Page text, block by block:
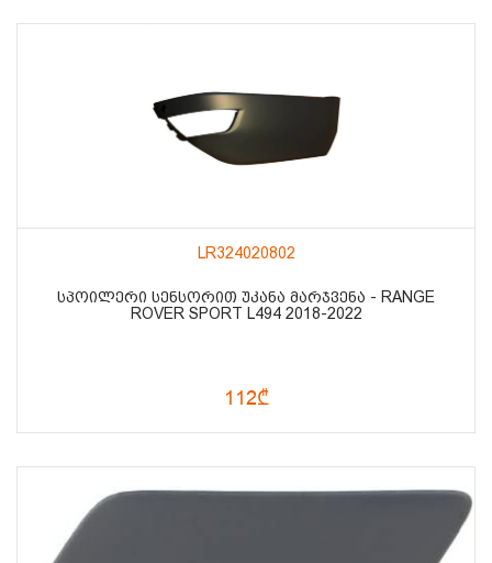
LR324020802
ᲡᲞᲝᲘᲚᲔᲠᲘ ᲡᲔᲜᲡᲝᲠᲘᲗ ᲣᲙᲐᲜᲐ ᲛᲐᲠᲯᲕᲔᲜᲐ - RANGE
ROVER SPORT L494 2018-2022
112₾